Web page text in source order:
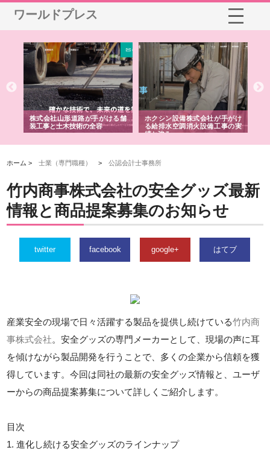
ワールドプレス
株式会社山形道路が手がける舗
装工事と土木技術の全容
ホクシン設備株式会社が手がけ
る給排水空調消火設備工事の実
績と強み
ホーム >士業（専門職種） >公認会計士事務所
竹内商事株式会社の安全グッズ最新
情報と商品提案募集のお知らせ
twitter facebook google+ はてブ
産業安全の現場で日々活躍する製品を提供し続けている竹内商
事株式会社。安全グッズの専門メーカーとして、現場の声に耳
を傾けながら製品開発を行うことで、多くの企業から信頼を獲
得しています。今回は同社の最新の安全グッズ情報と、ユーザ
ーからの商品提案募集について詳しくご紹介します。
目次
1. 進化し続ける安全グッズのラインナップ